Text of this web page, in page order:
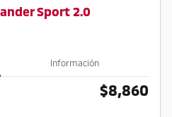
Sport 2.0
Información
$8,860